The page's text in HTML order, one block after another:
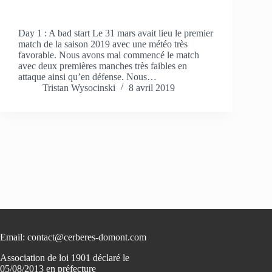
Day 1 : A bad start Le 31 mars avait lieu le premier
match de la saison 2019 avec une météo très
favorable. Nous avons mal commencé le match
avec deux premières manches très faibles en
attaque ainsi qu’en défense. Nous…
Tristan Wysocinski
8 avril 2019
Email: contact@cerberes-domont.com
Association de loi 1901 déclaré le
05/08/2013 en préfecture